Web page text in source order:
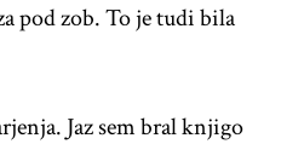
pod zob. To je tudi bila
Jaz sem bral knjigo